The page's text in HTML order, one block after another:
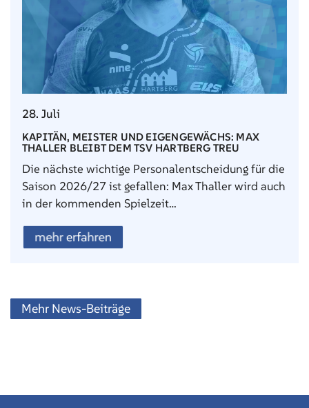
28. Juli
KAPITÄN, MEISTER UND EIGENGEWÄCHS: MAX
THALLER BLEIBT DEM TSV HARTBERG TREU
Die nächste wichtige Personalentscheidung für die
Saison 2026/27 ist gefallen: Max Thaller wird auch
in der kommenden Spielzeit…
mehr erfahren
Mehr News-Beiträge